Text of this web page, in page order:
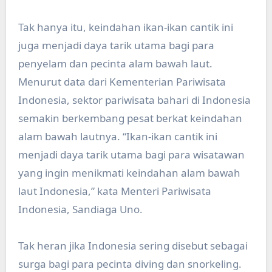
Tak hanya itu, keindahan ikan-ikan cantik ini
juga menjadi daya tarik utama bagi para
penyelam dan pecinta alam bawah laut.
Menurut data dari Kementerian Pariwisata
Indonesia, sektor pariwisata bahari di Indonesia
semakin berkembang pesat berkat keindahan
alam bawah lautnya. “Ikan-ikan cantik ini
menjadi daya tarik utama bagi para wisatawan
yang ingin menikmati keindahan alam bawah
laut Indonesia,” kata Menteri Pariwisata
Indonesia, Sandiaga Uno.
Tak heran jika Indonesia sering disebut sebagai
surga bagi para pecinta diving dan snorkeling.